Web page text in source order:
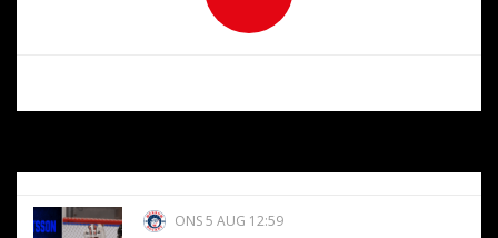
ONS 5 AUG 12:59